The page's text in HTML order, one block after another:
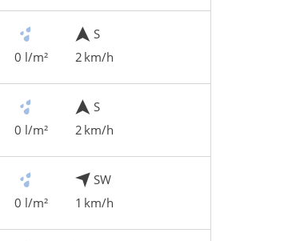
0 l/m²
S
2 km/h
0 l/m²
S
2 km/h
0 l/m²
SW
1 km/h